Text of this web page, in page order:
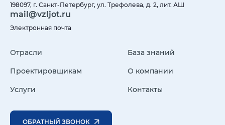
198097, г. Санкт-Петербург, ул. Трефолева, д. 2, лит. АШ
mail@vzljot.ru
Электронная почта
Отрасли
Проектировщикам
Услуги
База знаний
О компании
Контакты
ОБРАТНЫЙ ЗВОНОК